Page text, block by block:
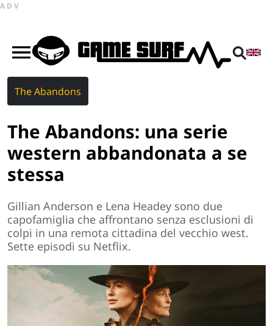
ADV
The Abandons
The Abandons: una serie
western abbandonata a se
stessa
Gillian Anderson e Lena Headey sono due
capofamiglia che affrontano senza esclusioni di
colpi in una remota cittadina del vecchio west.
Sette episodi su Netflix.